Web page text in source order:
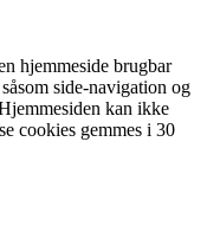
hjemmeside brugbar
side-navigation og
kan ikke
cookies gemmes i 30